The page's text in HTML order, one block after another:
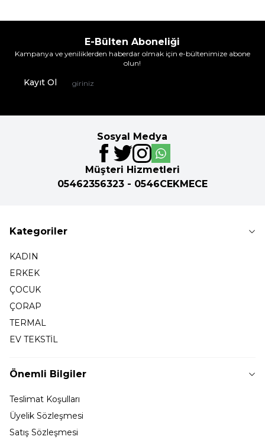
E-Bülten Aboneliği
Kampanya ve yeniliklerden haberdar olmak için e-bültenimize abone
olun!
Kayıt Ol
Sosyal Medya
Müşteri Hizmetleri
05462356323 - 0546CEKMECE
Kategoriler
KADIN
ERKEK
ÇOCUK
ÇORAP
TERMAL
EV TEKSTİL
Önemli Bilgiler
Teslimat Koşulları
Üyelik Sözleşmesi
Satış Sözleşmesi